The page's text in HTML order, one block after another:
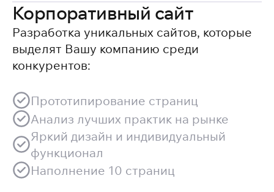
Корпоративный сайт
Разработка уникальных сайтов, которые
выделят Вашу компанию среди
конкурентов:
Прототипирование страниц
Анализ лучших практик на рынке
Яркий дизайн и индивидуальный
функционал
Наполнение 10 страниц